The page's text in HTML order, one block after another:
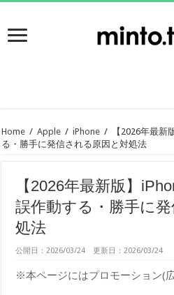
Home / Apple / iPhone /
【2026年最新
る・勝手に発信される原因と対処法
【2026年最新版】
誤作動する・勝手に
処法
公開日：2026/03/24 更新日：2026/03/24
※本ページにはプロモーション(